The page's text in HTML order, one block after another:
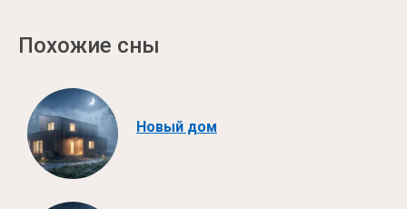
Похожие сны
Новый дом